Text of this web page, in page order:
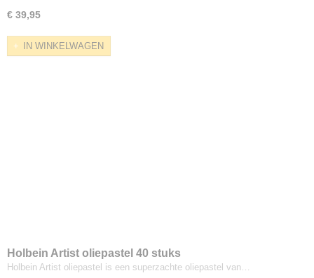
€ 39,95
IN WINKELWAGEN
Holbein Artist oliepastel 40 stuks
Holbein Artist oliepastel is een superzachte oliepastel van…